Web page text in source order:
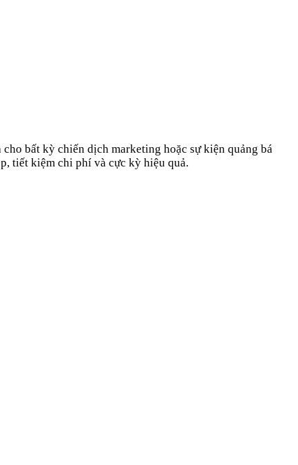
bất kỳ chiến dịch marketing hoặc sự kiện quảng bá
tiết kiệm chi phí và cực kỳ hiệu quả.